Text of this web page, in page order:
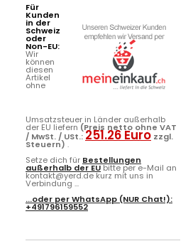
Für
Kunden
in der
Schweiz
oder
Non-EU:
Wir
können
diesen
Artikel
ohne
Umsatzsteuer in Länder außerhalb
der EU liefern (Preis netto ohne VAT
/ MwSt. / USt.:251.26 Euro zzgl.
Steuern) .
Setze dich für Bestellungen
außerhalb der EUbitte per e-Mail an
kontakt@yerd.de kurz mit uns in
Verbindung ...
...oder perWhatsApp (NUR Chat!):
+491796159552